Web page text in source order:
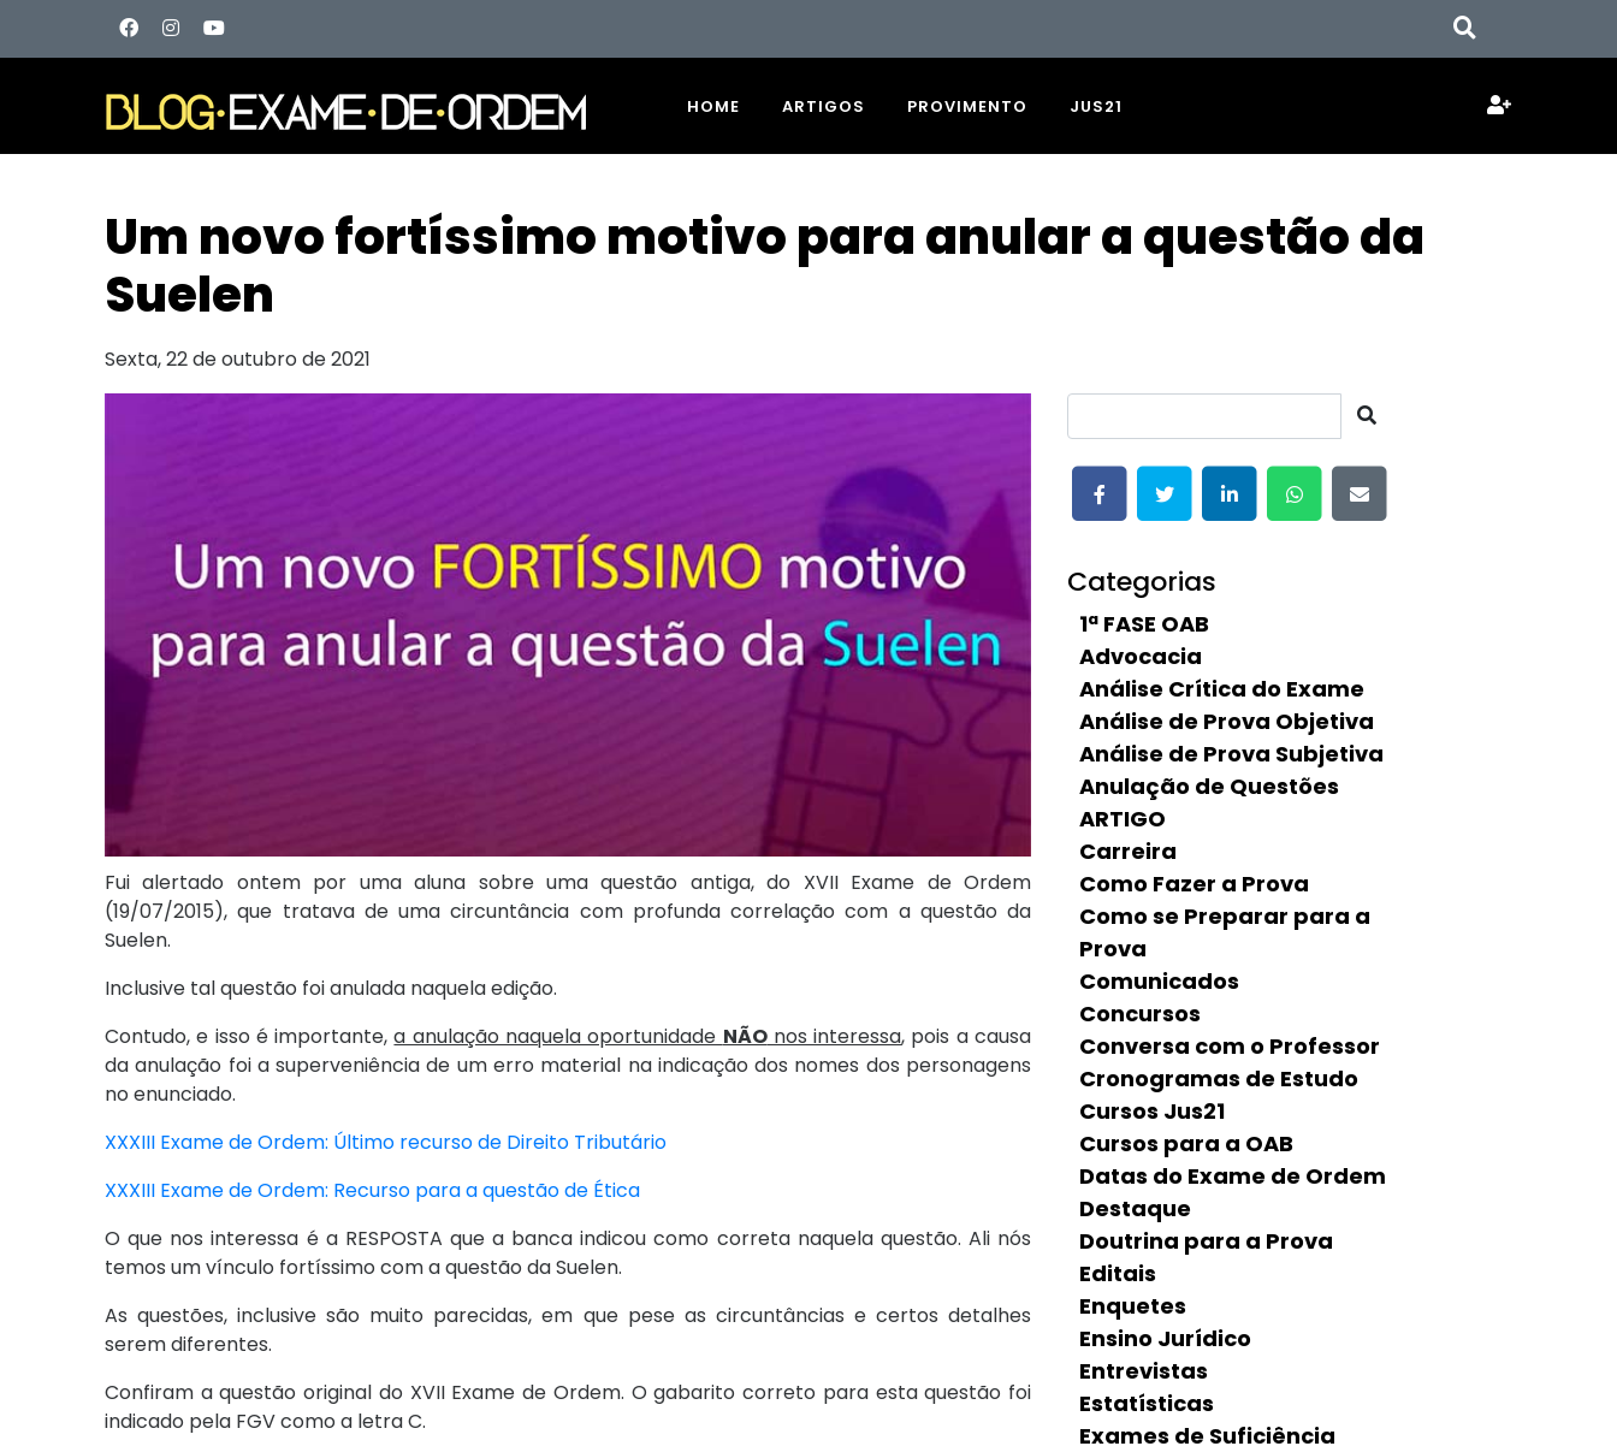
HOME ARTIGOS PROVIMENTO JUS21
Um novo fortíssimo motivo para anular a questão da
Suelen
Sexta, 22 de outubro de 2021
Fui alertado ontem por uma aluna sobre uma questão antiga, do XVII Exame de Ordem
(19/07/2015), que tratava de uma circuntância com profunda correlação com a questão da
Suelen.
Inclusive tal questão foi anulada naquela edição.
Contudo, e isso é importante,a anulação naquela oportunidade NÃOnos interessa, pois a causa
da anulação foi a superveniência de um erro material na indicação dos nomes dos personagens
no enunciado.
XXXIII Exame de Ordem: Último recurso de Direito Tributário
XXXIII Exame de Ordem: Recurso para a questão de Ética
O que nos interessa é a RESPOSTA que a banca indicou como correta naquela questão. Ali nós
temos um vínculo fortíssimo com a questão da Suelen.
As questões, inclusive são muito parecidas, em que pese as circuntâncias e certos detalhes
serem diferentes.
Confiram a questão original do XVII Exame de Ordem. O gabarito correto para esta questão foi
indicado pela FGV como a letra C.
Categorias
1ª FASE OAB
Advocacia
Análise Crítica do Exame
Análise de Prova Objetiva
Análise de Prova Subjetiva
Anulação de Questões
ARTIGO
Carreira
Como Fazer a Prova
Como se Preparar para a
Prova
Comunicados
Concursos
Conversa com o Professor
Cronogramas de Estudo
Cursos Jus21
Cursos para a OAB
Datas do Exame de Ordem
Destaque
Doutrina para a Prova
Editais
Enquetes
Ensino Jurídico
Entrevistas
Estatísticas
Exames de Suficiência